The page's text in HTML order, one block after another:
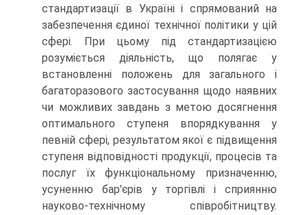
стандартизації в Україні і спрямований на
забезпечення єдиної технічної політики у цій
сфері. При цьому під стандартизацією
розуміється діяльність, що полягає у
встановленні положень для загального і
багаторазового застосування щодо наявних
чи можливих завдань з метою досягнення
оптимального ступеня впорядкування у
певній сфері, результатом якої є підвищення
ступеня відповідності продукції, процесів та
послуг їх функціональному призначенню,
усуненню бар’єрів у торгівлі і сприянню
науково-технічному співробітництву.